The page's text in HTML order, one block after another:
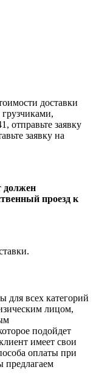
доставки
отправьте заявку
заявку на
должен
проезд к
для всех категорий
лицом,
подойдет
имеет свои
оплаты при
предлагаем